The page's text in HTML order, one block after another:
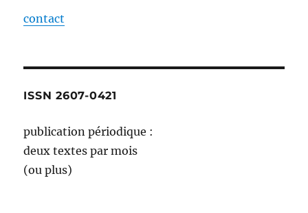
contact
ISSN 2607-0421
publication périodique :
deux textes par mois
(ou plus)